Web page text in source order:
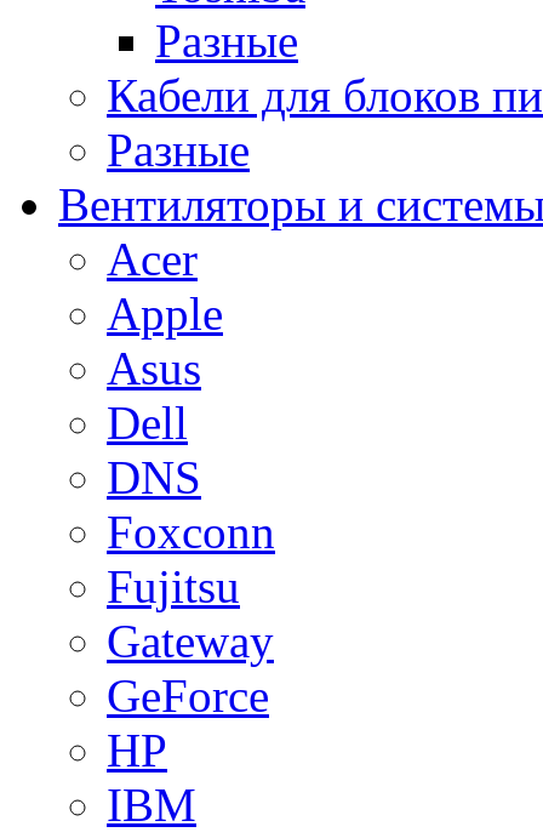
Разные
Кабели для блоков
Разные
Вентиляторы и
Acer
Apple
Asus
Dell
DNS
Foxconn
Fujitsu
Gateway
GeForce
HP
IBM